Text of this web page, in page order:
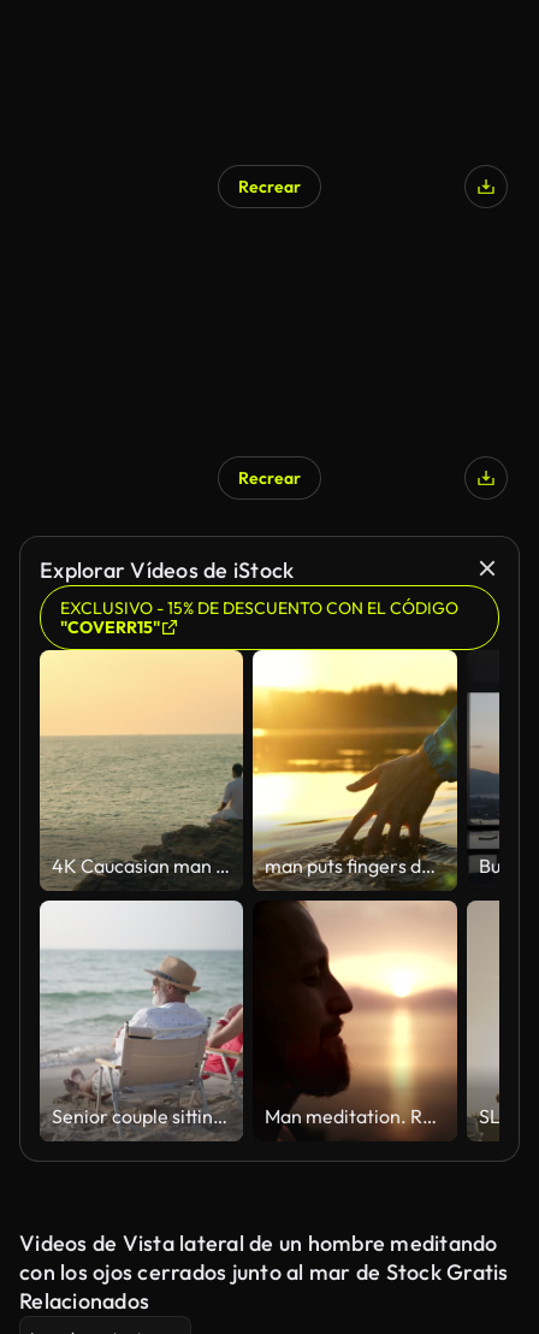
Recrear
Recrear
Explorar Vídeos de iStock
EXCLUSIVO - 15% DE DESCUENTO CON EL CÓDIGO
"COVERR15"
4K Caucasian man practicing meditation with ocean on coastal hill at summer sunset. man puts fingers down lake kayaking against backdrop of golden sunset, unity harmony nature
Senior couple sitting and talking at the beach. Man meditation. Rocky coastline at sunset
Videos de Vista lateral de un hombre meditando
con los ojos cerrados junto al mar de Stock Gratis
Relacionados